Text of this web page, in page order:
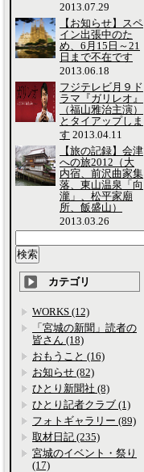
2013.07.29
【お知らせ】スペ
イン出張中のた
め、6月15日～21
日まで不在です
2013.06.18
フジテレビ月９ド
ラマ『ガリレオ』
（福山雅治主演）
とタイアップしま
す 2013.04.11
【旅の記録】会津
への旅2012（大
内宿、前沢曲家集
落、東山温泉「向
瀧」、松平家廟
所、飯盛山）
2013.03.26
カテゴリ
WORKS (12)
「宮城の新聞」読者の
皆さん (18)
おもうこと (16)
お知らせ (82)
ひとり新聞社 (8)
ひとり記者クラブ (1)
フォトギャラリー (89)
取材日記 (235)
宮城のイベント・祭り
(17)